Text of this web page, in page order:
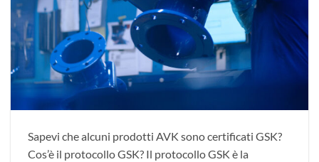
Sapevi che alcuni prodotti AVK sono certificati GSK?
Cos’è il protocollo GSK? Il protocollo GSK è la